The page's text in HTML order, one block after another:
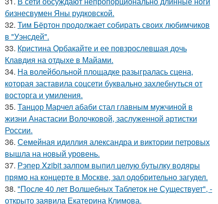
бизнесвумен Яны рудковской.
32. Тим Бёртон продолжает собирать своих любимчиков
в "Уэнсдей".
33. Кристина Орбакайте и ее повзрослевшая дочь
Клавдия на отдыхе в Майами.
34. На волейбольной площадке разыгралась сцена,
которая заставила соцсети буквально захлебнуться от
восторга и умиления.
35. Танцор Марчел абаби стал главным мужчиной в
жизни Анастасии Волочковой, заслуженной артистки
России.
36. Семейная идиллия александра и виктории петровых
вышла на новый уровень.
37. Рэпер Xzibit залпом выпил целую бутылку водяры
прямо на концерте в Москве, зал одобрительно загудел.
38. "После 40 лет Волшебных Таблеток не Существует", -
открыто заявила Екатерина Климова.